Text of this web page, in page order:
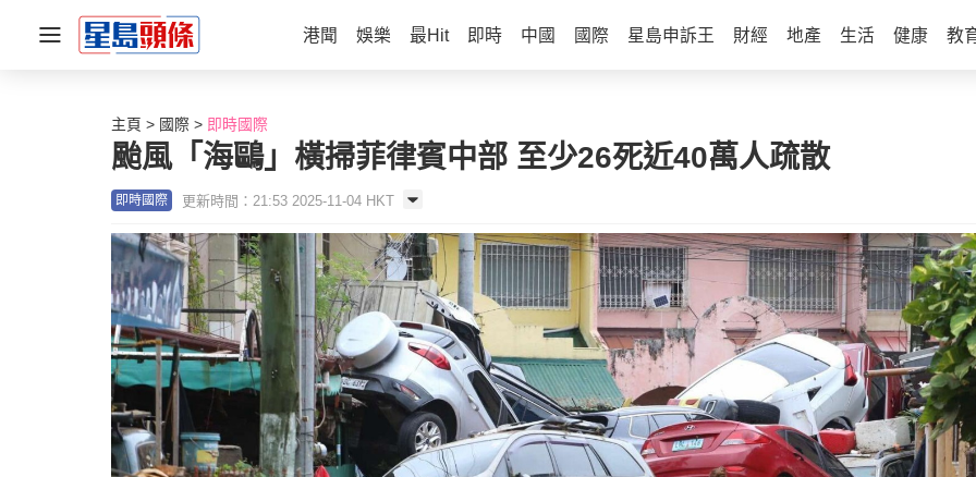
港聞 娛樂 最Hit 即時 中國 國際 星島申訴王 財經 地產 生活 健康 教
主頁 國際 即時國際
颱風「海鷗」橫掃菲律賓中部 至少26死近40萬人疏散
即時國際 更新時間：21:53 2025-11-04 HKT